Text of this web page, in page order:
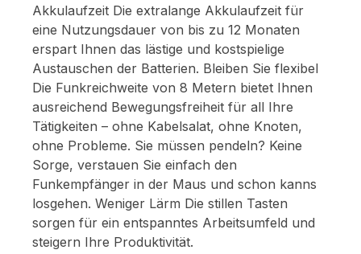
Akkulaufzeit Die extralange Akkulaufzeit für
eine Nutzungsdauer von bis zu 12 Monaten
erspart Ihnen das lästige und kostspielige
Austauschen der Batterien. Bleiben Sie flexibel
Die Funkreichweite von 8 Metern bietet Ihnen
ausreichend Bewegungsfreiheit für all Ihre
Tätigkeiten – ohne Kabelsalat, ohne Knoten,
ohne Probleme. Sie müssen pendeln? Keine
Sorge, verstauen Sie einfach den
Funkempfänger in der Maus und schon kanns
losgehen. Weniger Lärm Die stillen Tasten
sorgen für ein entspanntes Arbeitsumfeld und
steigern Ihre Produktivität.